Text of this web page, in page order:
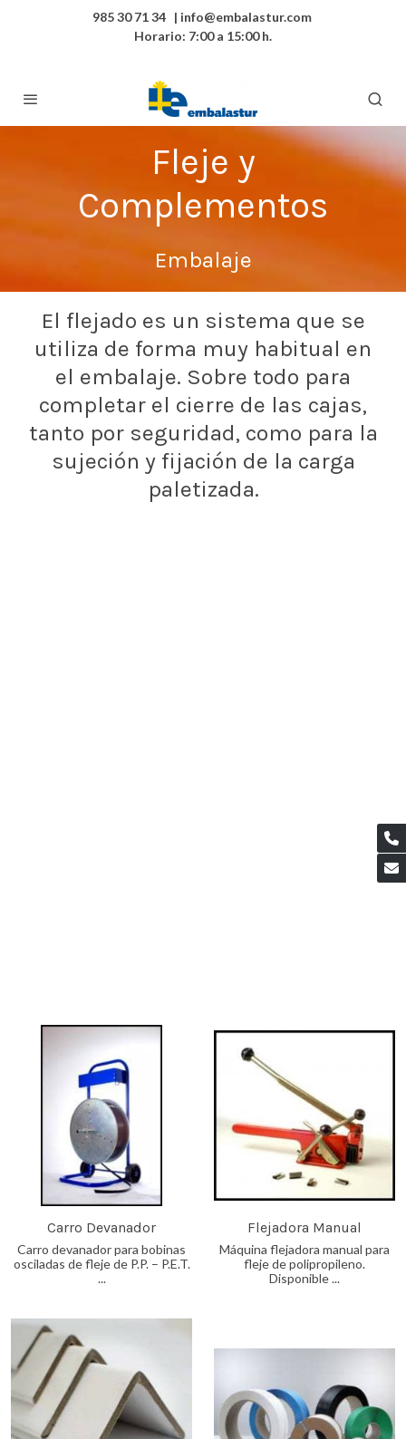
985 30 71 34 | info@embalastur.com
Horario: 7:00 a 15:00 h.
Fleje y
Complementos
Embalaje
El flejado es un sistema que se
utiliza de forma muy habitual en
el embalaje. Sobre todo para
completar el cierre de las cajas,
tanto por seguridad, como para la
sujeción y fijación de la carga
paletizada.
Carro Devanador
Carro devanador para bobinas
osciladas de fleje de P.P. – P.E.T.
...
Flejadora Manual
Máquina flejadora manual para
fleje de polipropileno.
Disponible ...